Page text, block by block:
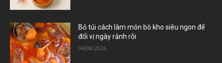
Bỏ túi cách làm món bò kho siêu ngon để
đổi vị ngày rảnh rỗi
04/08/2026